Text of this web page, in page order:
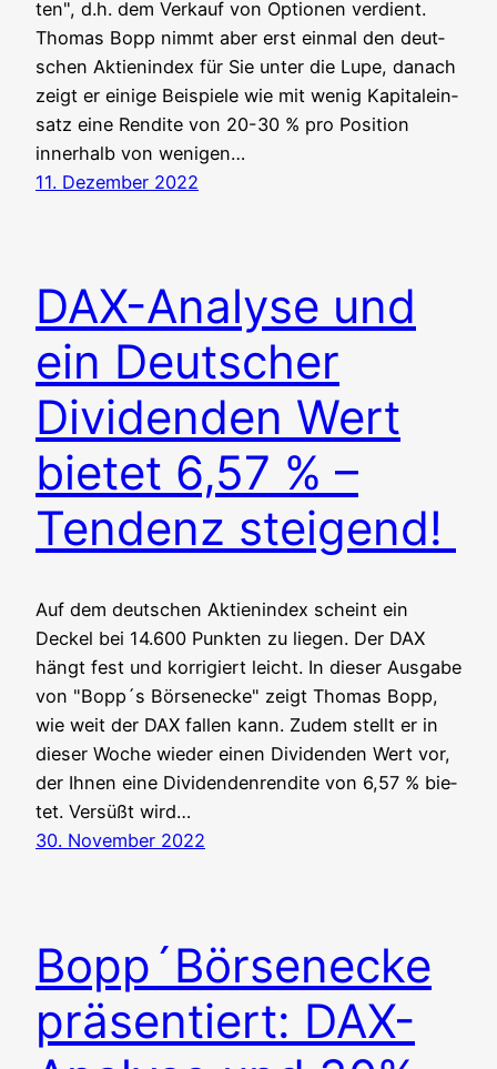
ten", d.h. dem Ver­kauf von Optio­nen ver­dient.
Tho­mas Bopp nimmt aber erst ein­mal den deut­
schen Akti­en­in­dex für Sie unter die Lupe, danach
zeigt er eini­ge Bei­spie­le wie mit wenig Kapi­tal­ein­
satz eine Ren­di­te von 20-30 % pro Posi­ti­on
inner­halb von weni­gen…
11. Dezember 2022
DAX-Analyse und
ein Deutscher
Dividenden Wert
bietet 6,57 % –
Tendenz steigend!
Auf dem deut­schen Akti­en­in­dex scheint ein
Deckel bei 14.600 Punk­ten zu lie­gen. Der DAX
hängt fest und kor­ri­giert leicht. In die­ser Aus­ga­be
von "Bopp´s Bör­sen­ecke" zeigt Tho­mas Bopp,
wie weit der DAX fal­len kann. Zudem stellt er in
die­ser Woche wie­der einen Divi­den­den Wert vor,
der Ihnen eine Divi­den­den­ren­di­te von 6,57 % bie­
tet. Ver­süßt wird…
30. November 2022
Bopp´Börsenecke
präsentiert: DAX-